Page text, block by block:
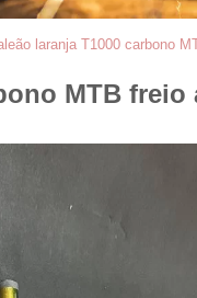
laranja T1000 carbono
MTB